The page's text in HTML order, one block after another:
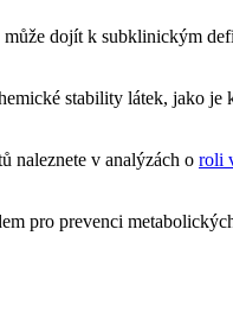
dojít k subklinickým
stability látek, jako je
naleznete v analýzách o roli
pro prevenci